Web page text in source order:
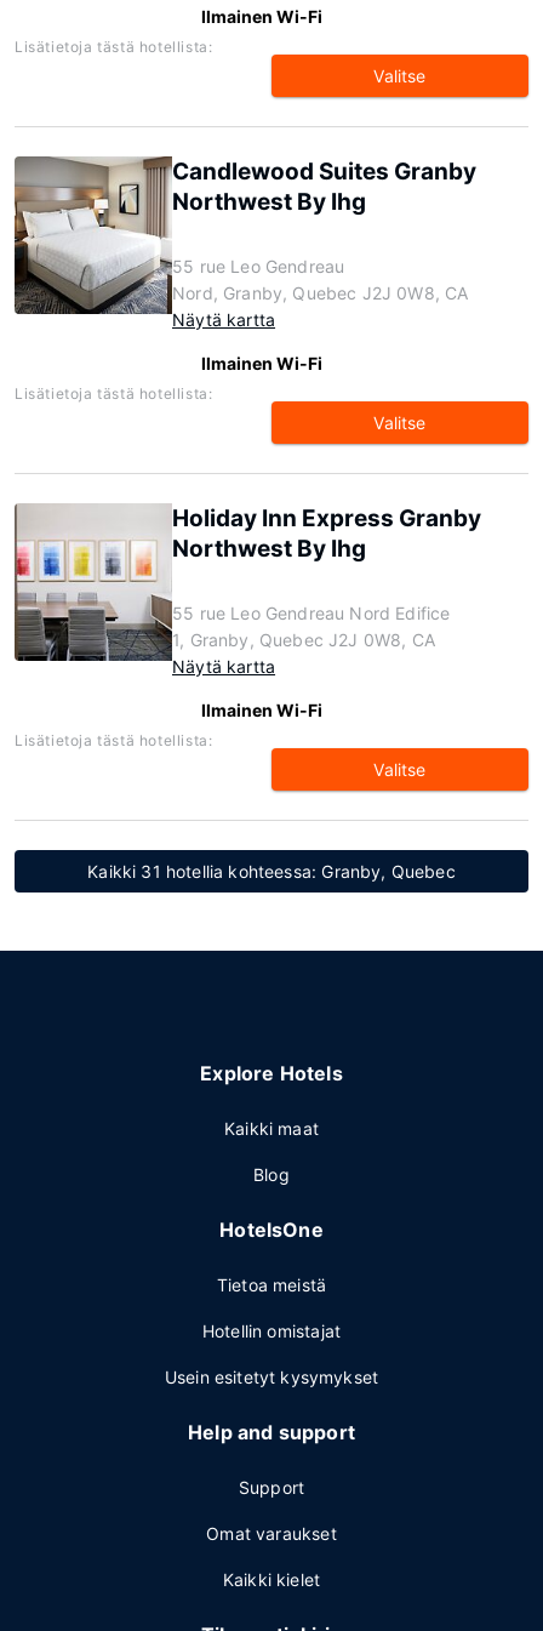
Ilmainen Wi-Fi
Lisätietoja tästä hotellista:
Valitse
Candlewood Suites Granby
Northwest By Ihg
55 rue Leo Gendreau
Nord, Granby, Quebec J2J 0W8, CA
Näytä kartta
Ilmainen Wi-Fi
Lisätietoja tästä hotellista:
Valitse
Holiday Inn Express Granby
Northwest By Ihg
55 rue Leo Gendreau Nord Edifice
1, Granby, Quebec J2J 0W8, CA
Näytä kartta
Ilmainen Wi-Fi
Lisätietoja tästä hotellista:
Valitse
Kaikki 31 hotellia kohteessa: Granby, Quebec
Explore Hotels
Kaikki maat
Blog
HotelsOne
Tietoa meistä
Hotellin omistajat
Usein esitetyt kysymykset
Help and support
Support
Omat varaukset
Kaikki kielet